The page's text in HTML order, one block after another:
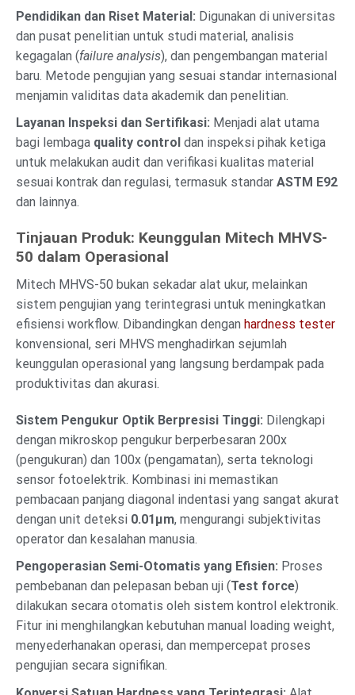
Pendidikan dan Riset Material: Digunakan di universitas
dan pusat penelitian untuk studi material, analisis
kegagalan (failure analysis), dan pengembangan material
baru. Metode pengujian yang sesuai standar internasional
menjamin validitas data akademik dan penelitian.
Layanan Inspeksi dan Sertifikasi: Menjadi alat utama
bagi lembaga quality control dan inspeksi pihak ketiga
untuk melakukan audit dan verifikasi kualitas material
sesuai kontrak dan regulasi, termasuk standar ASTM E92
dan lainnya.
Tinjauan Produk: Keunggulan Mitech MHVS-
50 dalam Operasional
Mitech MHVS-50 bukan sekadar alat ukur, melainkan
sistem pengujian yang terintegrasi untuk meningkatkan
efisiensi workflow. Dibandingkan dengan hardness tester
konvensional, seri MHVS menghadirkan sejumlah
keunggulan operasional yang langsung berdampak pada
produktivitas dan akurasi.
Sistem Pengukur Optik Berpresisi Tinggi: Dilengkapi
dengan mikroskop pengukur berperbesaran 200x
(pengukuran) dan 100x (pengamatan), serta teknologi
sensor fotoelektrik. Kombinasi ini memastikan
pembacaan panjang diagonal indentasi yang sangat akurat
dengan unit deteksi 0.01μm, mengurangi subjektivitas
operator dan kesalahan manusia.
Pengoperasian Semi-Otomatis yang Efisien: Proses
pembebanan dan pelepasan beban uji (Test force)
dilakukan secara otomatis oleh sistem kontrol elektronik.
Fitur ini menghilangkan kebutuhan manual loading weight,
menyederhanakan operasi, dan mempercepat proses
pengujian secara signifikan.